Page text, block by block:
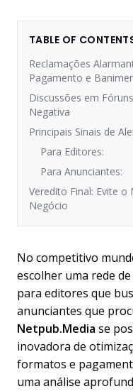
TABLE OF
Reclamações
Pagamento e
Discussões em
Negativa
Principais Sinais de
Para Editores:
Para Anunciantes:
Veredito Final: Evite o
Negócio
No competitivo
escolher uma rede
para editores que
anunciantes que
Netpub.Media se
inovadora de
formatos e
uma análise